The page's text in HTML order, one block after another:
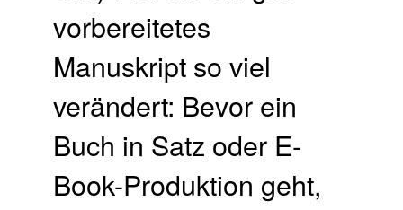
vorbereitetes
Manuskript so viel
verändert: Bevor ein
Buch in Satz oder E-
Book-Produktion geht,